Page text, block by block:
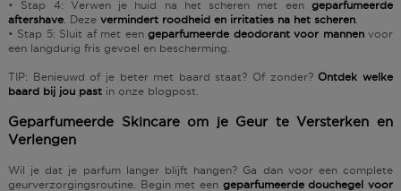
• Stap 4: Verwen je huid na het scheren met eengeparfumeerde
aftershave. Deze vermindert roodheid en irritaties na het scheren.
• Stap 5: Sluit af met eengeparfumeerde deodorant voor mannenvoor
een langdurig fris gevoel en bescherming.
TIP: Benieuwd of je beter met baard staat? Of zonder? Ontdek welke
baard bij jou pastin onze blogpost.
Geparfumeerde Skincare om je Geur te Versterken en
Verlengen
Wil je dat je parfum langer blijft hangen? Ga dan voor een complete
geurverzorgingsroutine. Begin met een geparfumeerde douchegel voor